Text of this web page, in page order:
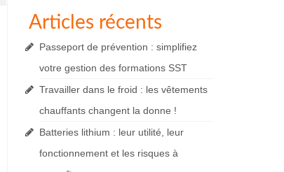
Articles récents
Passeport de prévention : simplifiez
votre gestion des formations SST
Travailler dans le froid : les vêtements
chauffants changent la donne !
Batteries lithium : leur utilité, leur
fonctionnement et les risques à